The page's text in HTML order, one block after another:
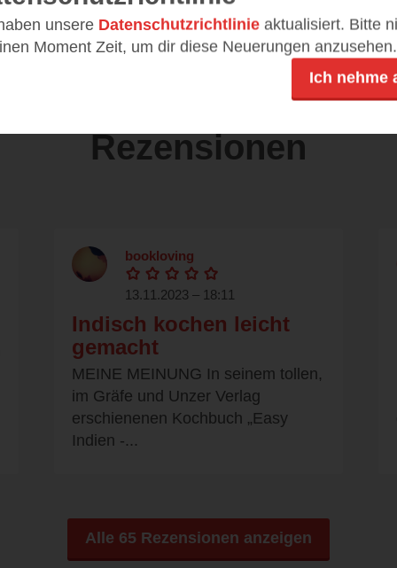
Rezensionen
bookloving
13.11.2023 – 18:11
Indisch kochen leicht
gemacht
MEINE MEINUNG In seinem tollen,
im Gräfe und Unzer Verlag
erschienenen Kochbuch „Easy
Indien -...
Alle 65 Rezensionen anzeigen
unsere Datenschutzrichtlinie aktualisiert. Bitte
Moment Zeit, um dir diese Neuerungen anzusehen.
Ich nehme